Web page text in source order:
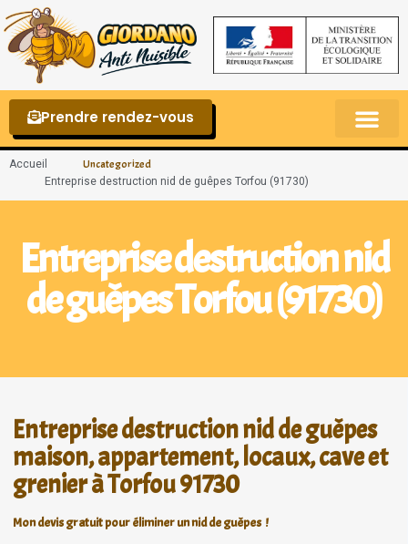
Prendre rendez-vous
Accueil Uncategorized
Entreprise destruction nid de guêpes Torfou (91730)
Entreprise destruction nid
de guêpes Torfou (91730)
Entreprise destruction nid de guêpes
maison, appartement, locaux, cave et
grenier à Torfou 91730
Mon devis gratuit pour éliminer un nid de guêpes !